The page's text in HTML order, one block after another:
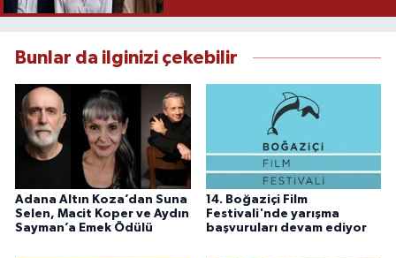
Bunlar da ilginizi çekebilir
Adana Altın Koza’dan Suna
Selen, Macit Koper ve Aydın
Sayman’a Emek Ödülü
14. Boğaziçi Film
Festivali'nde yarışma
başvuruları devam ediyor